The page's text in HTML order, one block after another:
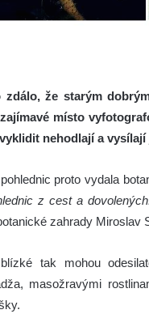
zdálo, že starým
místo
nehodlají a
proto vydala
z cest a
zahrady Miroslav
tak mohou
masožravými